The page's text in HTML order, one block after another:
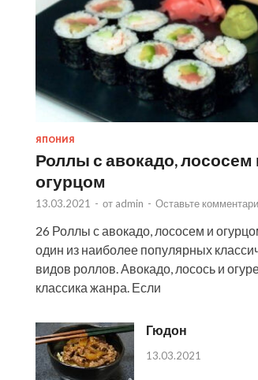
ЯПОНИЯ
Роллы с авокадо, лососем
огурцом
13.03.2021 - от admin - Оставьте
26 Роллы с авокадо, лососем и
один из наиболее популярных
видов роллов. Авокадо, лосось и
классика жанра. Если
Гюдон
13.03.2021